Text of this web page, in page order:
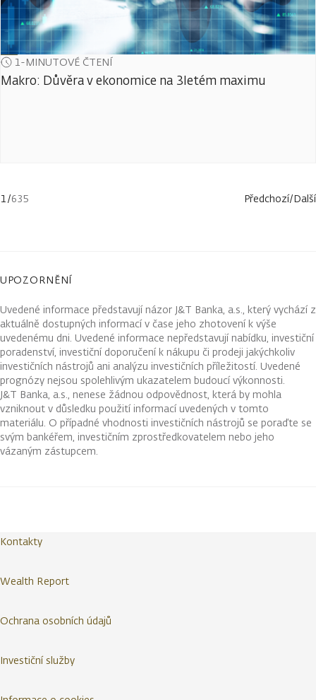
1-MINUTOVÉ ČTENÍ
Makro: Důvěra v ekonomice na 3letém maximu
1/635 Předchozí/Další
UPOZORNĚNÍ
Uvedené informace představují názor J&T Banka, a.s., který vychází z
aktuálně dostupných informací v čase jeho zhotovení k výše
uvedenému dni. Uvedené informace nepředstavují nabídku, investiční
poradenství, investiční doporučení k nákupu či prodeji jakýchkoliv
investičních nástrojů ani analýzu investičních příležitostí. Uvedené
prognózy nejsou spolehlivým ukazatelem budoucí výkonnosti.
J&T Banka, a.s., nenese žádnou odpovědnost, která by mohla
vzniknout v důsledku použití informací uvedených v tomto
materiálu. O případné vhodnosti investičních nástrojů se poraďte se
svým bankéřem, investičním zprostředkovatelem nebo jeho
vázaným zástupcem.
Kontakty
Wealth Report
Ochrana osobních údajů
Investiční služby